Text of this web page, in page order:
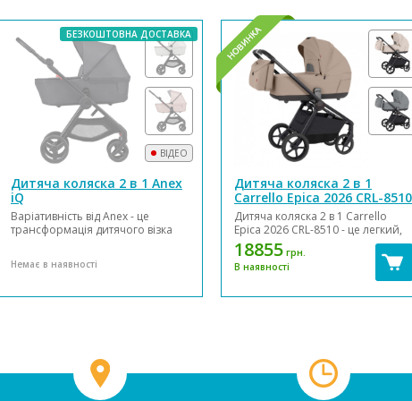
ВІДЕО
БЕЗКОШТОВНА ДОСТАВКА
Дитяча коляска 2 в 1 Anex
iQ
Варіативність від Anex - це
трансформація дитячого візка
прогулянки в полі. У ній є всі
гарний візок: поєднання
Немає в наявності
Дитяча коляска 2 в 1
Carrello Epica 2026 CRL-8510
Дитяча коляска 2 в 1 Carrello
Epica 2026 CRL-8510 - це легкий,
практичний універсальний
візочок з гнучким вибором
комплектації. Структурні,
перетворення – удосконалене
18855 грн.
В наявності